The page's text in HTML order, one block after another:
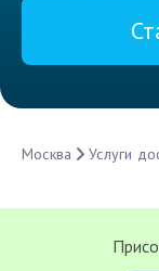
Москва Услуги